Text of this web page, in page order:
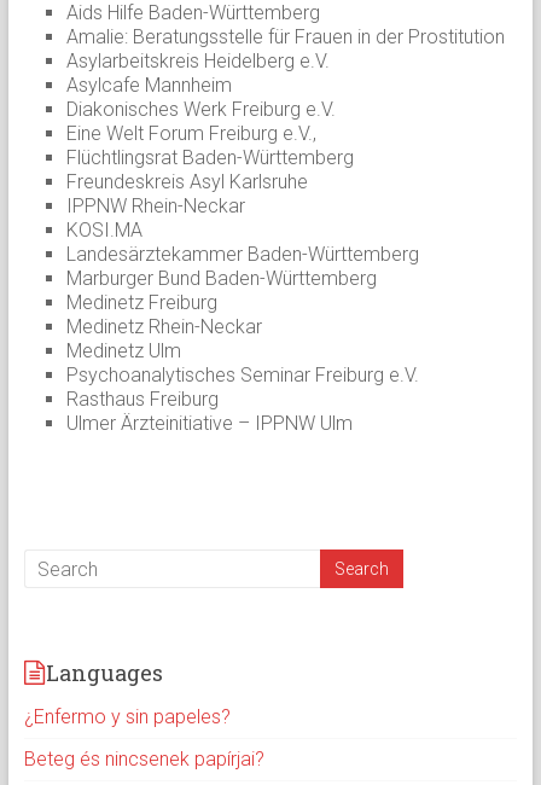
Aids Hilfe Baden-Württemberg
Amalie: Beratungsstelle für Frauen in der Prostitution
Asylarbeitskreis Heidelberg e.V.
Asylcafe Mannheim
Diakonisches Werk Freiburg e.V.
Eine Welt Forum Freiburg e.V.,
Flüchtlingsrat Baden-Württemberg
Freundeskreis Asyl Karlsruhe
IPPNW Rhein-Neckar
KOSI.MA
Landesärztekammer Baden-Württemberg
Marburger Bund Baden-Württemberg
Medinetz Freiburg
Medinetz Rhein-Neckar
Medinetz Ulm
Psychoanalytisches Seminar Freiburg e.V.
Rasthaus Freiburg
Ulmer Ärzteinitiative – IPPNW Ulm
Languages
¿Enfermo y sin papeles?
Beteg és nincsenek papírjai?